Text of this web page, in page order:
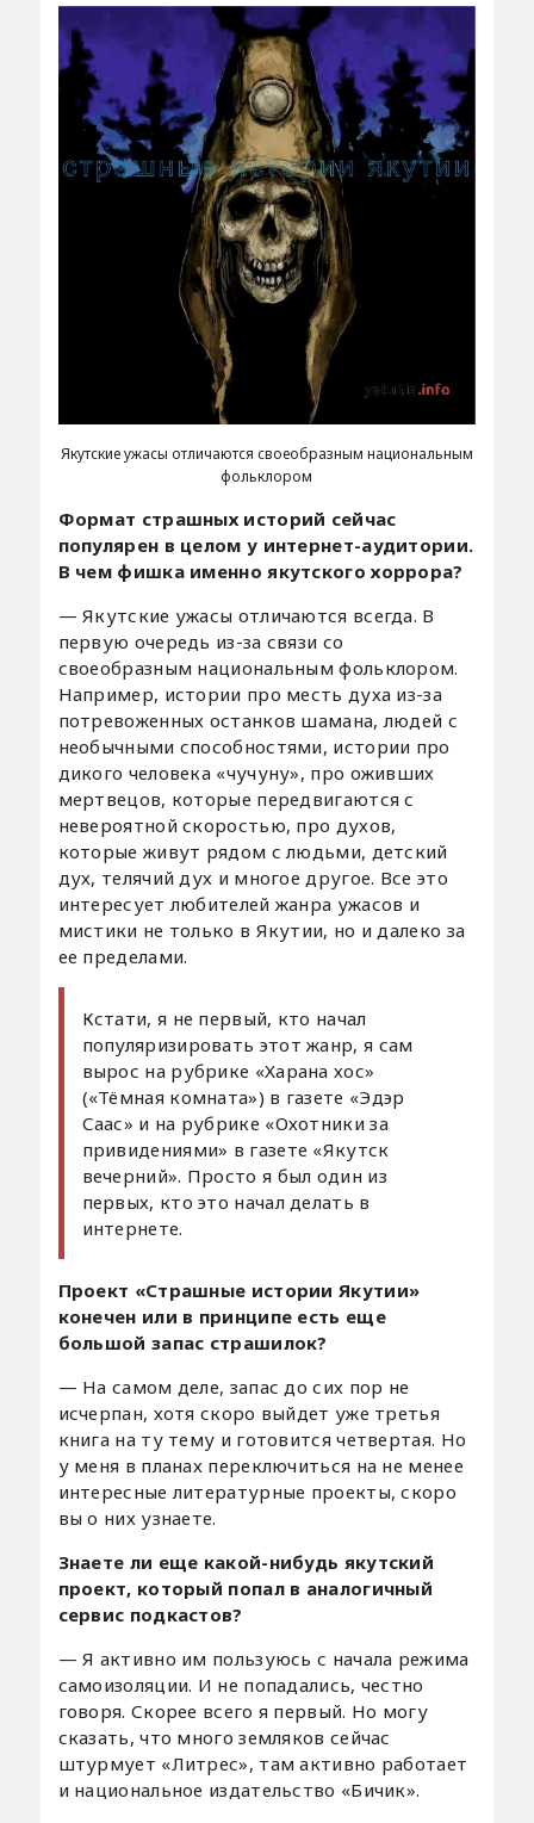
Якутские ужасы отличаются своеобразным национальным
фольклором
Формат страшных историй сейчас
популярен в целом у интернет-аудитории.
В чем фишка именно якутского хоррора?
— Якутские ужасы отличаются всегда. В
первую очередь из-за связи со
своеобразным национальным фольклором.
Например, истории про месть духа из-за
потревоженных останков шамана, людей с
необычными способностями, истории про
дикого человека «чучуну», про оживших
мертвецов, которые передвигаются с
невероятной скоростью, про духов,
которые живут рядом с людьми, детский
дух, телячий дух и многое другое. Все это
интересует любителей жанра ужасов и
мистики не только в Якутии, но и далеко за
ее пределами.
Кстати, я не первый, кто начал
популяризировать этот жанр, я сам
вырос на рубрике «Харана хос»
(«Тёмная комната») в газете «Эдэр
Саас» и на рубрике «Охотники за
привидениями» в газете «Якутск
вечерний». Просто я был один из
первых, кто это начал делать в
интернете.
Проект «Страшные истории Якутии»
конечен или в принципе есть еще
большой запас страшилок?
— На самом деле, запас до сих пор не
исчерпан, хотя скоро выйдет уже третья
книга на ту тему и готовится четвертая. Но
у меня в планах переключиться на не менее
интересные литературные проекты, скоро
вы о них узнаете.
Знаете ли еще какой-нибудь якутский
проект, который попал в аналогичный
сервис подкастов?
— Я активно им пользуюсь с начала режима
самоизоляции. И не попадались, честно
говоря. Скорее всего я первый. Но могу
сказать, что много земляков сейчас
штурмует «Литрес», там активно работает
и национальное издательство «Бичик».